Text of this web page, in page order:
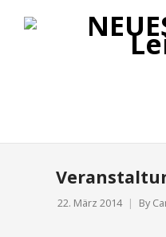
22. März 2014 By